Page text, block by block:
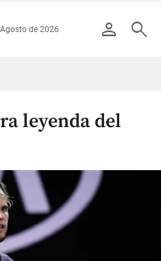
person search
de 2026
leyenda del